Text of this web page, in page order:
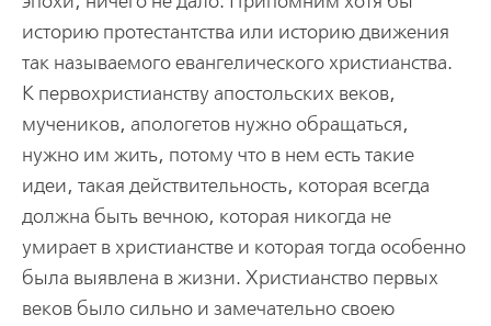
историю протестантства или историю движения
так называемого евангелического христианства.
К первохристианству апостольских веков,
мучеников, апологетов нужно обращаться,
нужно им жить, потому что в нем есть такие
идеи, такая действительность, которая всегда
должна быть вечною, которая никогда не
умирает в христианстве и которая тогда особенно
была выявлена в жизни. Христианство первых
веков было сильно и замечательно своею